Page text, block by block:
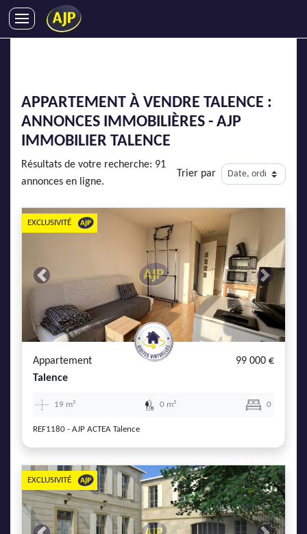
SYNDIC
IMMOBILIER NEUF
ENTREPRISES
AJP Recrute
AJP Actualités
Service Qualité Clients
APPARTEMENT À VENDRE TALENCE :
ANNONCES IMMOBILIÈRES - AJP
IMMOBILIER TALENCE
Résultats de votre recherche: 91
annonces en ligne.
Trier par
Previous Next
EXCLUSIVITÉ
Appartement
99 000 €
Talence
19 m² 0 m² 0
REF1180 - AJP ACTEA Talence
EXCLUSIVITÉ